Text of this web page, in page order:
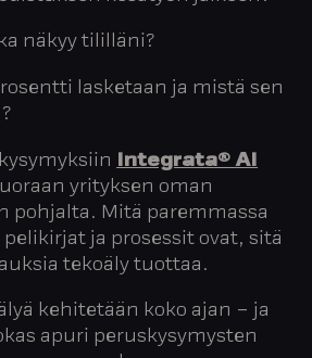
näkyy tililläni?
lasketaan ja mistä sen
Integrata® AI
yrityksen oman
pohjalta. Mitä paremmassa
ja prosessit ovat, sitä
tekoäly tuottaa.
kehitetään koko ajan – ja
apuri peruskysymysten